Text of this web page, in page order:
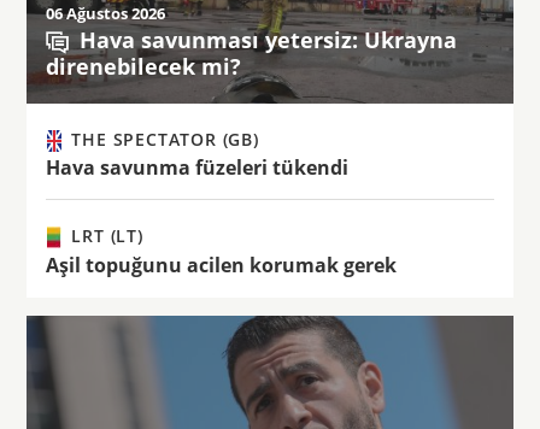
06 Ağustos 2026
Hava savunması yetersiz: Ukrayna
direnebilecek mi?
THE SPECTATOR (GB)
Hava savunma füzeleri tükendi
LRT (LT)
Aşil topuğunu acilen korumak gerek